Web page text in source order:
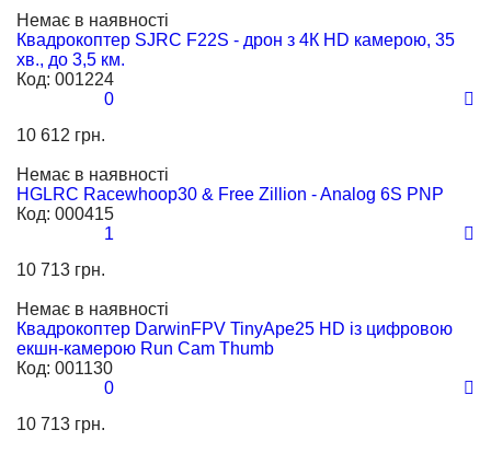
Немає в наявності
Квадрокоптер SJRC F22S - дрон з 4К HD камерою, 35
хв., до 3,5 км.
Код: 001224
0
10 612 грн.
Немає в наявності
HGLRC Racewhoop30 & Free Zillion - Analog 6S PNP
Код: 000415
1
10 713 грн.
Немає в наявності
Квадрокоптер DarwinFPV TinyApe25 HD із цифровою
екшн-камерою Run Cam Thumb
Код: 001130
0
10 713 грн.